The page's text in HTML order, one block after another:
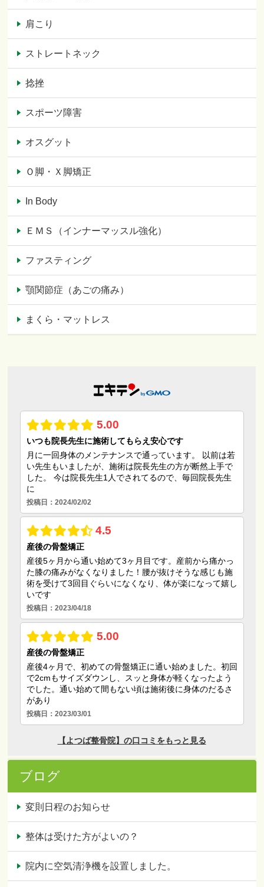
肩こり
ストレートネック
捻挫
スポーツ障害
オスグット
Ｏ脚・Ｘ脚矯正
In Body
ＥＭＳ（インナーマッスル強化）
ファスティング
顎関節症（あごの痛み）
まくら・マットレス
ブログ
変則日程のお知らせ
整体は受けた方がよいの？
院内に空気清浄機を設置しました。